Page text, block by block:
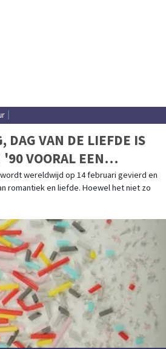
DAG VAN DE LIEFDE IS
VOORAL EEN
wordt wereldwijd op 14 februari gevierd en
romantiek en liefde. Hoewel het niet zo